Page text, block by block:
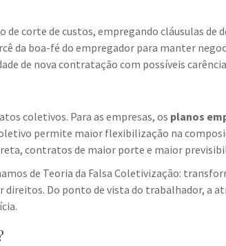
corte de custos, empregando cláusulas de
boa-fé do empregador para manter
de nova contratação com possíveis
coletivos. Para as empresas, os planos
permite maior flexibilização na
contratos de maior porte e maior
de Teoria da Falsa Coletivização:
Do ponto de vista do trabalhador, a